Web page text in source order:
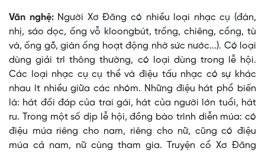
Văn nghệ:Người Xơ Ðăng có nhiều loại nhạc cụ (đàn,
nhị, sáo dọc, ống vỗ kloongbút, trống, chiêng, cồng, tù
và, ống gõ, giàn ống hoạt động nhờ sức nước...). Có loại
dùng giải trí thông thường, có loại dùng trong lễ hội.
Các loại nhạc cụ cụ thể và điệu tấu nhạc có sự khác
nhau ít nhiều giữa các nhóm. Những điệu hát phổ biến
là: hát đối đáp của trai gái, hát của người lớn tuổi, hát
ru. Trong một số dịp lễ hội, đồng bào trình diễn múa: có
điệu múa riêng cho nam, riêng cho nữ, cũng có điệu
múa cả nam, nữ cùng tham gia. Truyện cổ Xơ Ðăng